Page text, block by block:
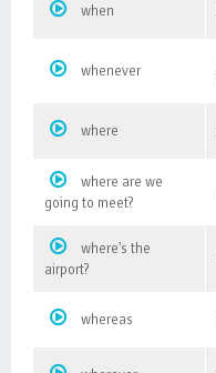
when
whenever
where
where are we
going to meet?
where's the
airport?
whereas